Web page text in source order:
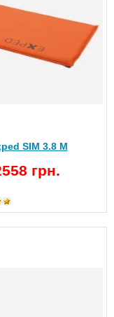
SIM 3.8 M
грн.